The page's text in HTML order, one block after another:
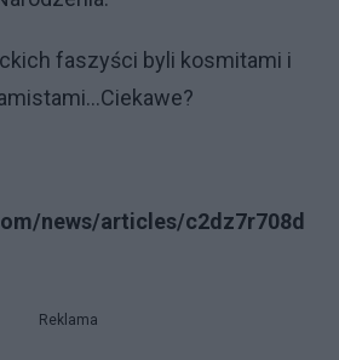
faszyści byli kosmitami i
news/articles/c2dz7r708d
Reklama